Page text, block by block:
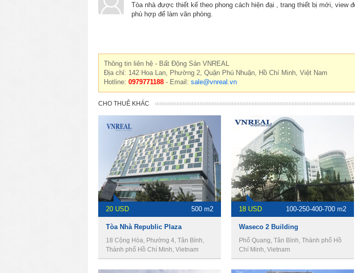
Tòa nhà được thiết kế theo phong cách hiện đại , trang thiết bị mới, view
phù hợp để làm văn phòng.
Thông tin liên hệ - Bất Động Sản VNREAL
Địa chỉ: 142 Hoa Lan, Phường 2, Quận Phú Nhuận, Hồ Chí Minh, Việt Nam
Hotline: 0979771188 - Email: sale@vnreal.vn
CHO THUÊ KHÁC
20 USD 500 m2
Tòa Nhà Republic Plaza
18 Cộng Hòa, Phường 4, Tân Bình,
Thành phố Hồ Chí Minh, Vietnam
18 USD 100-250-400-700 m2
Waseco 2 Building
Phổ Quang, Tân Bình, Thành phố Hồ
Chí Minh, Vietnam